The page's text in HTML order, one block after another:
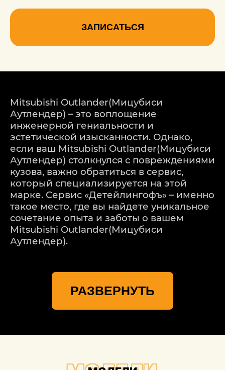
ЗАПИСАТЬСЯ
Mitsubishi Outlander(Мицубиси
Аутлендер) – это воплощение
инженерной гениальности и
эстетической изысканности. Однако,
если ваш Mitsubishi Outlander(Мицубиси
Аутлендер) столкнулся с повреждениями
кузова, важно обратиться в сервис,
который специализируется на этой
марке. Сервис «Детейлингофъ» – именно
такое место, где вы найдете уникальное
сочетание опыта и заботы о вашем
Mitsubishi Outlander(Мицубиси
Аутлендер).
Mitsubishi Outlander(Мицубиси
Аутлендер) – уникальная, и каждое
повреждений. Мы используем
определения масштабов проблемы,
РАЗВЕРНУТЬ